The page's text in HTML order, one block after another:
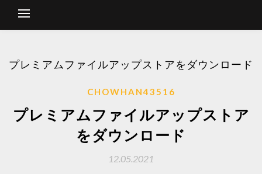
プレミアムファイルアップストアをダウンロード
CHOWHAN43516
プレミアムファイルアップストア
をダウンロード
12.05.2021